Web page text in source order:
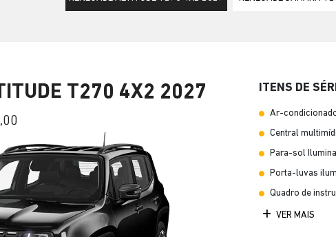
T270 4X2 2027 ITENS DE
Ar-
Central
Para-sol
Porta-luvas
Quadro de
VER MAIS